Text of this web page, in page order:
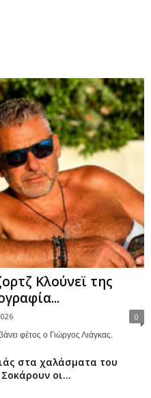
Κλούνεϊ της
0
φέτος ο Γιώργος Λιάγκας.
στα χαλάσματα του
οι...